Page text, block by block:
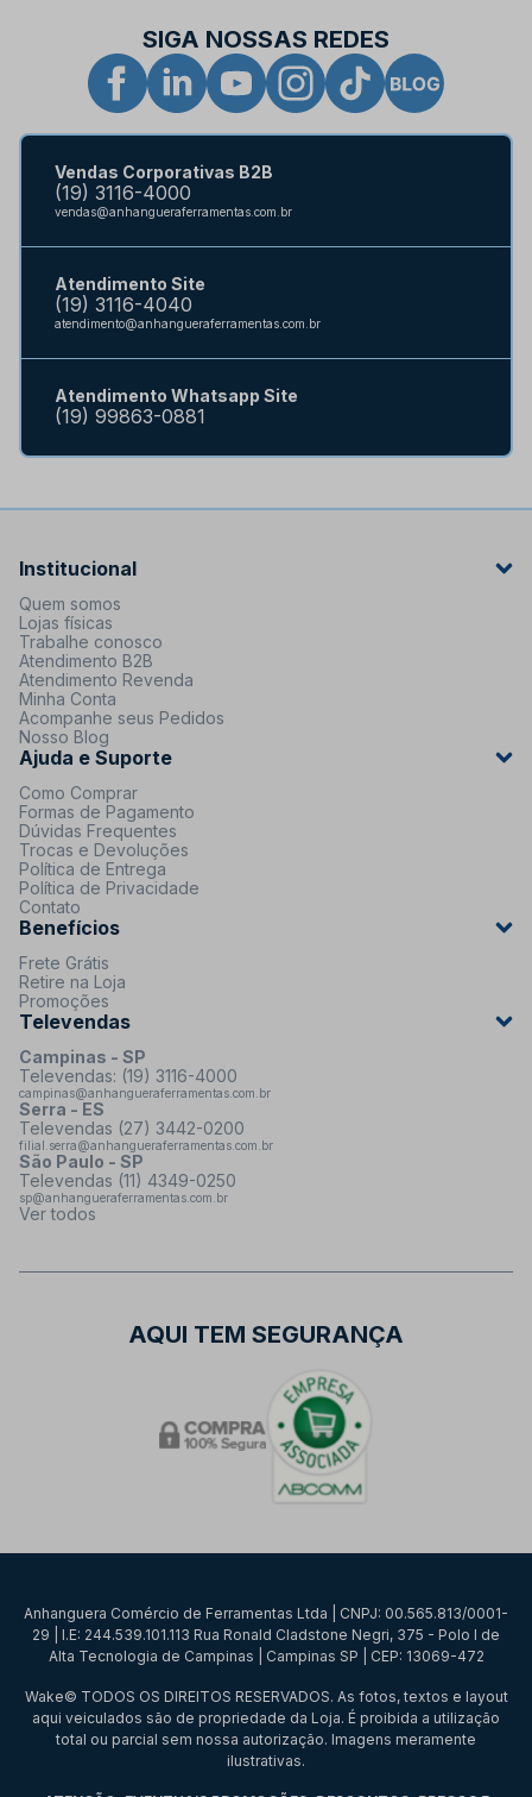
SIGA NOSSAS REDES
Vendas Corporativas B2B
(19) 3116-4000
vendas@anhangueraferramentas.com.br
Atendimento Site
(19) 3116-4040
atendimento@anhangueraferramentas.com.br
Atendimento Whatsapp Site
(19) 99863-0881
Institucional
Quem somos
Lojas físicas
Trabalhe conosco
Atendimento B2B
Atendimento Revenda
Minha Conta
Acompanhe seus Pedidos
Nosso Blog
Ajuda e Suporte
Como Comprar
Formas de Pagamento
Dúvidas Frequentes
Trocas e Devoluções
Política de Entrega
Política de Privacidade
Contato
Benefícios
Frete Grátis
Retire na Loja
Promoções
Televendas
Campinas - SP
Televendas: (19) 3116-4000
campinas@anhangueraferramentas.com.br
Serra - ES
Televendas (27) 3442-0200
filial.serra@anhangueraferramentas.com.br
São Paulo - SP
Televendas (11) 4349-0250
sp@anhangueraferramentas.com.br
Ver todos
AQUI TEM SEGURANÇA
Anhanguera Comércio de Ferramentas Ltda | CNPJ: 00.565.813/0001-
29 | I.E: 244.539.101.113 Rua Ronald Cladstone Negri, 375 - Polo I de
Alta Tecnologia de Campinas | Campinas SP | CEP: 13069-472
Wake© TODOS OS DIREITOS RESERVADOS. As fotos, textos e layout
aqui veiculados são de propriedade da Loja. É proibida a utilização
total ou parcial sem nossa autorização. Imagens meramente
ilustrativas.